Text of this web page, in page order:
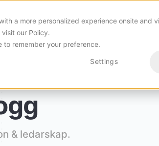
a more personalized experience onsite and
visit our Policy.
to remember your preference.
Settings
Produkt
& ledarskap.